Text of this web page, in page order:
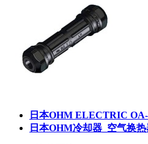
日本OHM ELECTRIC
日本OHM冷却器_空气换